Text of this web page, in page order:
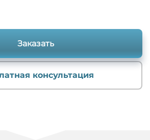
Заказать
консультация